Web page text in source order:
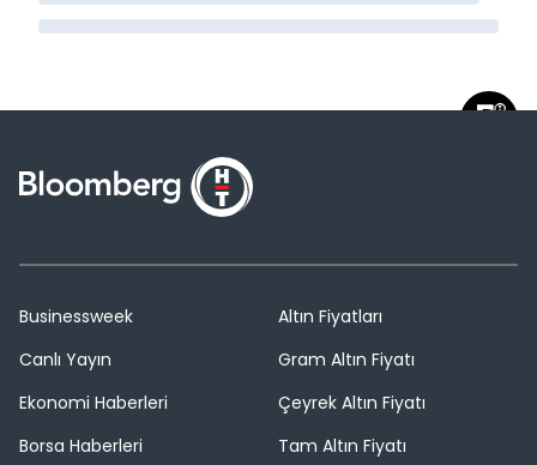
Businessweek
Canlı Yayın
Ekonomi Haberleri
Borsa Haberleri
Altın Fiyatları
Gram Altın Fiyatı
Çeyrek Altın Fiyatı
Tam Altın Fiyatı